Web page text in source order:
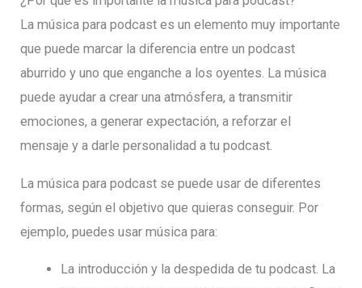
La música para podcast es un elemento muy importante
que puede marcar la diferencia entre un podcast
aburrido y uno que enganche a los oyentes. La música
puede ayudar a crear una atmósfera, a transmitir
emociones, a generar expectación, a reforzar el
mensaje y a darle personalidad a tu podcast.
La música para podcast se puede usar de diferentes
formas, según el objetivo que quieras conseguir. Por
ejemplo, puedes usar música para:
La introducción y la despedida de tu podcast. La